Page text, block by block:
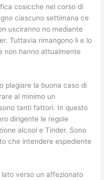
cosicche nel corso di
ciascuno settimana ce
usciranno no mediante
Tuttavia rimangono li e lo
non hanno attualmente
plagiare la buona caso di
al minimo un
tanti fattori. In questo
dirigente le regole
alcool e Tinder. Sono
che intendere espediente
verso un affezionato